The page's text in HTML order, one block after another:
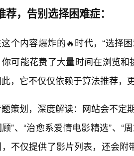
荐，告别选择困难症：
个内容爆炸的🔥时代，“选择
可能花费了大量时间在浏览
，它不仅仅依赖于算法推荐，
策划，深度解读：网站会不定
”、“治愈系爱情电影精选”、“
不仅提供了影片列表，还会